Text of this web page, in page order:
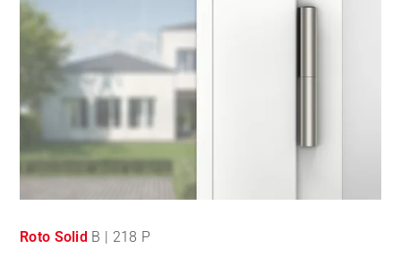
Roto Solid B | 218 P